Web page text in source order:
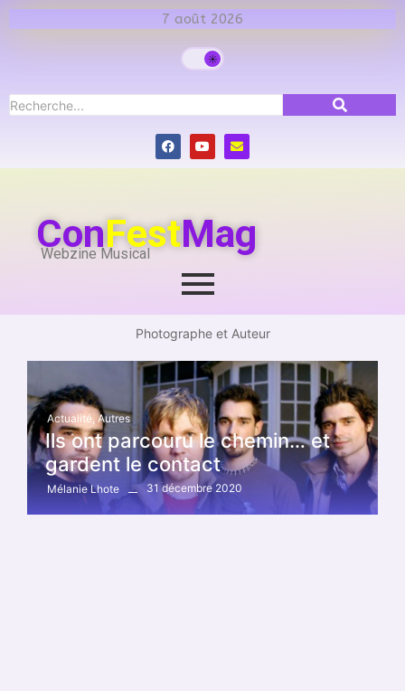
7 août 2026
ConFestMag
Webzine Musical
Photographe et Auteur
Actualité, Autres
Ils ont parcouru le chemin… et
gardent le contact
Mélanie Lhote 31 décembre 2020